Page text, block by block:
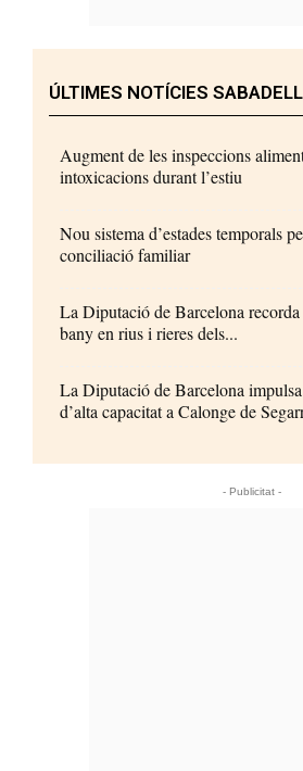
ÚLTIMES NOTÍCIES SABADELL
Augment de les inspeccions
intoxicacions durant l’estiu
Nou sistema d’estades temporals
conciliació familiar
La Diputació de Barcelona
bany en rius i rieres dels...
La Diputació de Barcelona
d’alta capacitat a Calonge de
- Publicitat -